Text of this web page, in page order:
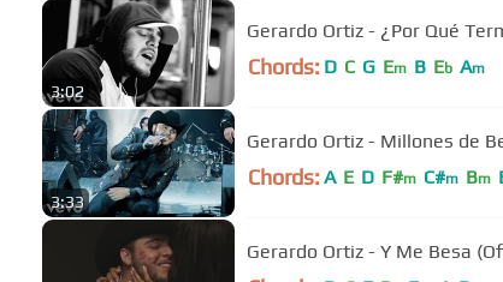
3:02
Gerardo Ortiz - ¿Por Qué
Chords: D C G Em B Eb Am
3:33
Gerardo Ortiz - Millones de
Chords: A E D F#m C#m Bm
Gerardo Ortiz - Y Me Besa